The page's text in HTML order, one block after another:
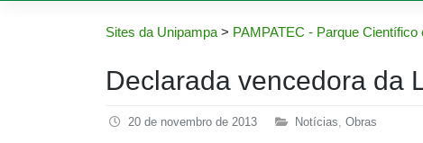
Sites da Unipampa> PAMPATEC - Parque
Declarada vencedora da
20 de novembro de 2013 Notícias, Obras